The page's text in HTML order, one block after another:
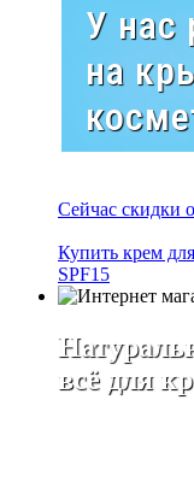
У нас
на
Сейчас скидки
Купить крем
SPF15
всё для